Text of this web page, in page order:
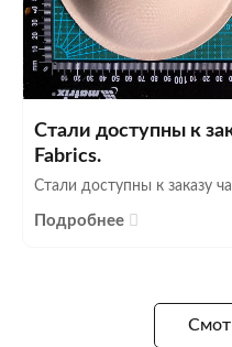
Стали доступны к
Fabrics.
Стали доступны к заказу
Подробнее